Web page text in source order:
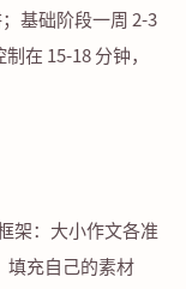
基础阶段一周 2-3
在 15-18 分钟，
架：大小作文各准
填充自己的素材